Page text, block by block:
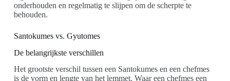
onderhouden en regelmatig te slijpen om de scherpte te
behouden.
Santokumes vs. Gyutomes
De belangrijkste verschillen
Het grootste verschil tussen een Santokumes en een chefmes
is de vorm en lengte van het lemmet. Waar een chefmes een